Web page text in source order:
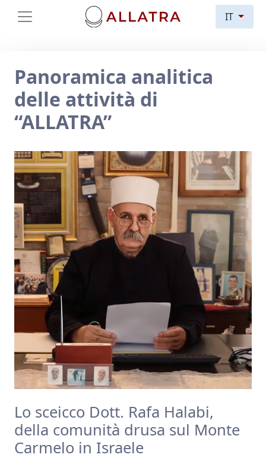
IT
Panoramica analitica
delle attività di
“ALLATRA”
Lo sceicco Dott. Rafa Halabi,
della comunità drusa sul Monte
Carmelo in Israele